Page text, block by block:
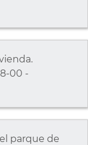
00 -
parque de